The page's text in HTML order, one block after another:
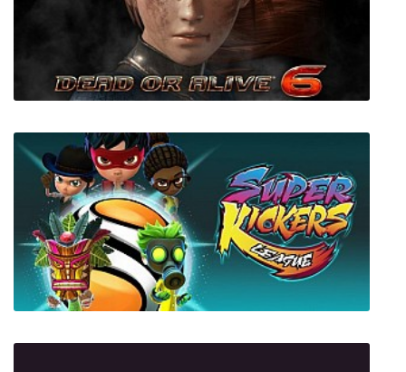
Mental House
Dead or Alive 6